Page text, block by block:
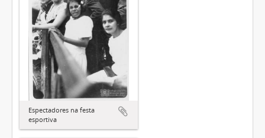
Espectadores na festa
esportiva